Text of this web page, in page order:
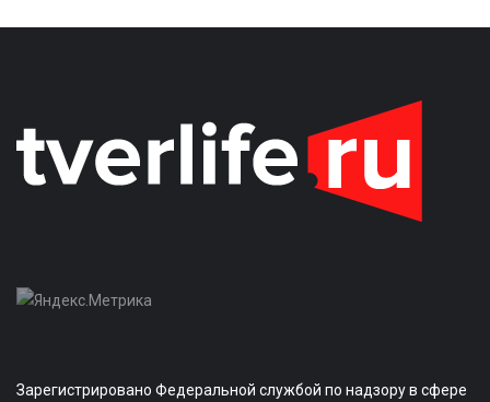
Зарегистрировано Федеральной службой по надзору в сфере